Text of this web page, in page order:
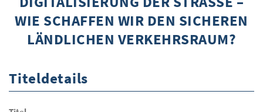
ÜBER WISOM
GUROM - MOBILITÄT SICHER GESTALTEN
NUTZUNGSBEDINGUNGEN
IE SCHAFFEN WIR DEN SICHEREN L
ÄNDLICHEN VERKEHRSRAUM?
Titeldetails